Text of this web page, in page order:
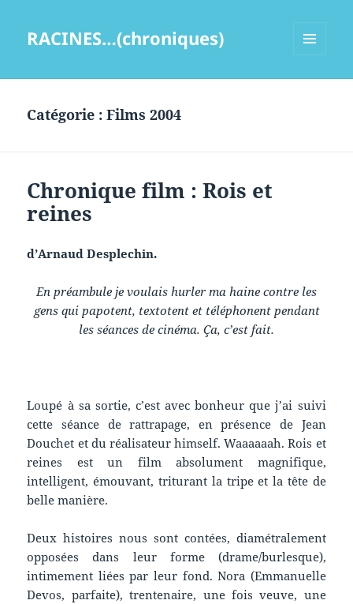
RACINES…(chroniques)
Catégorie :Films 2004
Chronique film : Rois et
reines
d’Arnaud Desplechin.
En préambule je voulais hurler ma haine contre les
gens qui papotent, textotent et téléphonent pendant
les séances de cinéma. Ça, c’est fait.
Loupé à sa sortie, c’est avec bonheur que j’ai suivi
cette séance de rattrapage, en présence de Jean
Douchet et du réalisateur himself. Waaaaaah. Rois et
reines est un film absolument magnifique,
intelligent, émouvant, triturant la tripe et la tête de
belle manière.
Deux histoires nous sont contées, diamétralement
opposées dans leur forme (drame/burlesque),
intimement liées par leur fond. Nora (Emmanuelle
Devos, parfaite), trentenaire, une fois veuve, une